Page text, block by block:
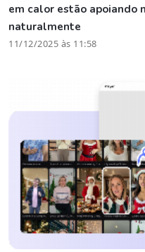
em calor estão apoiando
naturalmente
11/12/2025 às 11:58